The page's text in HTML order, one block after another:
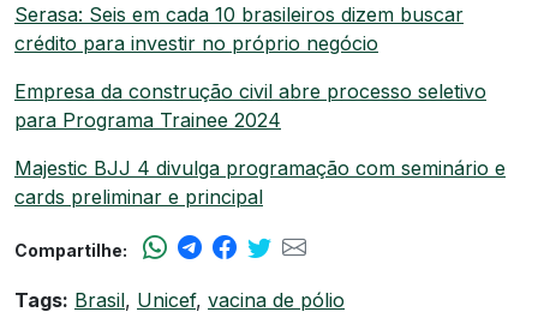
Serasa: Seis em cada 10 brasileiros dizem buscar
crédito para investir no próprio negócio
Empresa da construção civil abre processo seletivo
para Programa Trainee 2024
Majestic BJJ 4 divulga programação com seminário e
cards preliminar e principal
Compartilhe:
Tags: Brasil, Unicef, vacina de pólio